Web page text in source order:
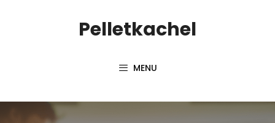
Pelletkachel
MENU